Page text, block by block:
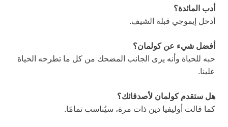
أدب المائدة؟
أدخل إيموجي قبلة الشيف.
أفضل شيء عن كولمان؟
حبه للحياة وأنه يرى الجانب المضحك من كل ما تطرحه الحياة
علينا.
هل ستقدم كولمان لأصدقائك؟
كما قالت أوليفيا دين ذات مرة، سيُناسب تمامًا.